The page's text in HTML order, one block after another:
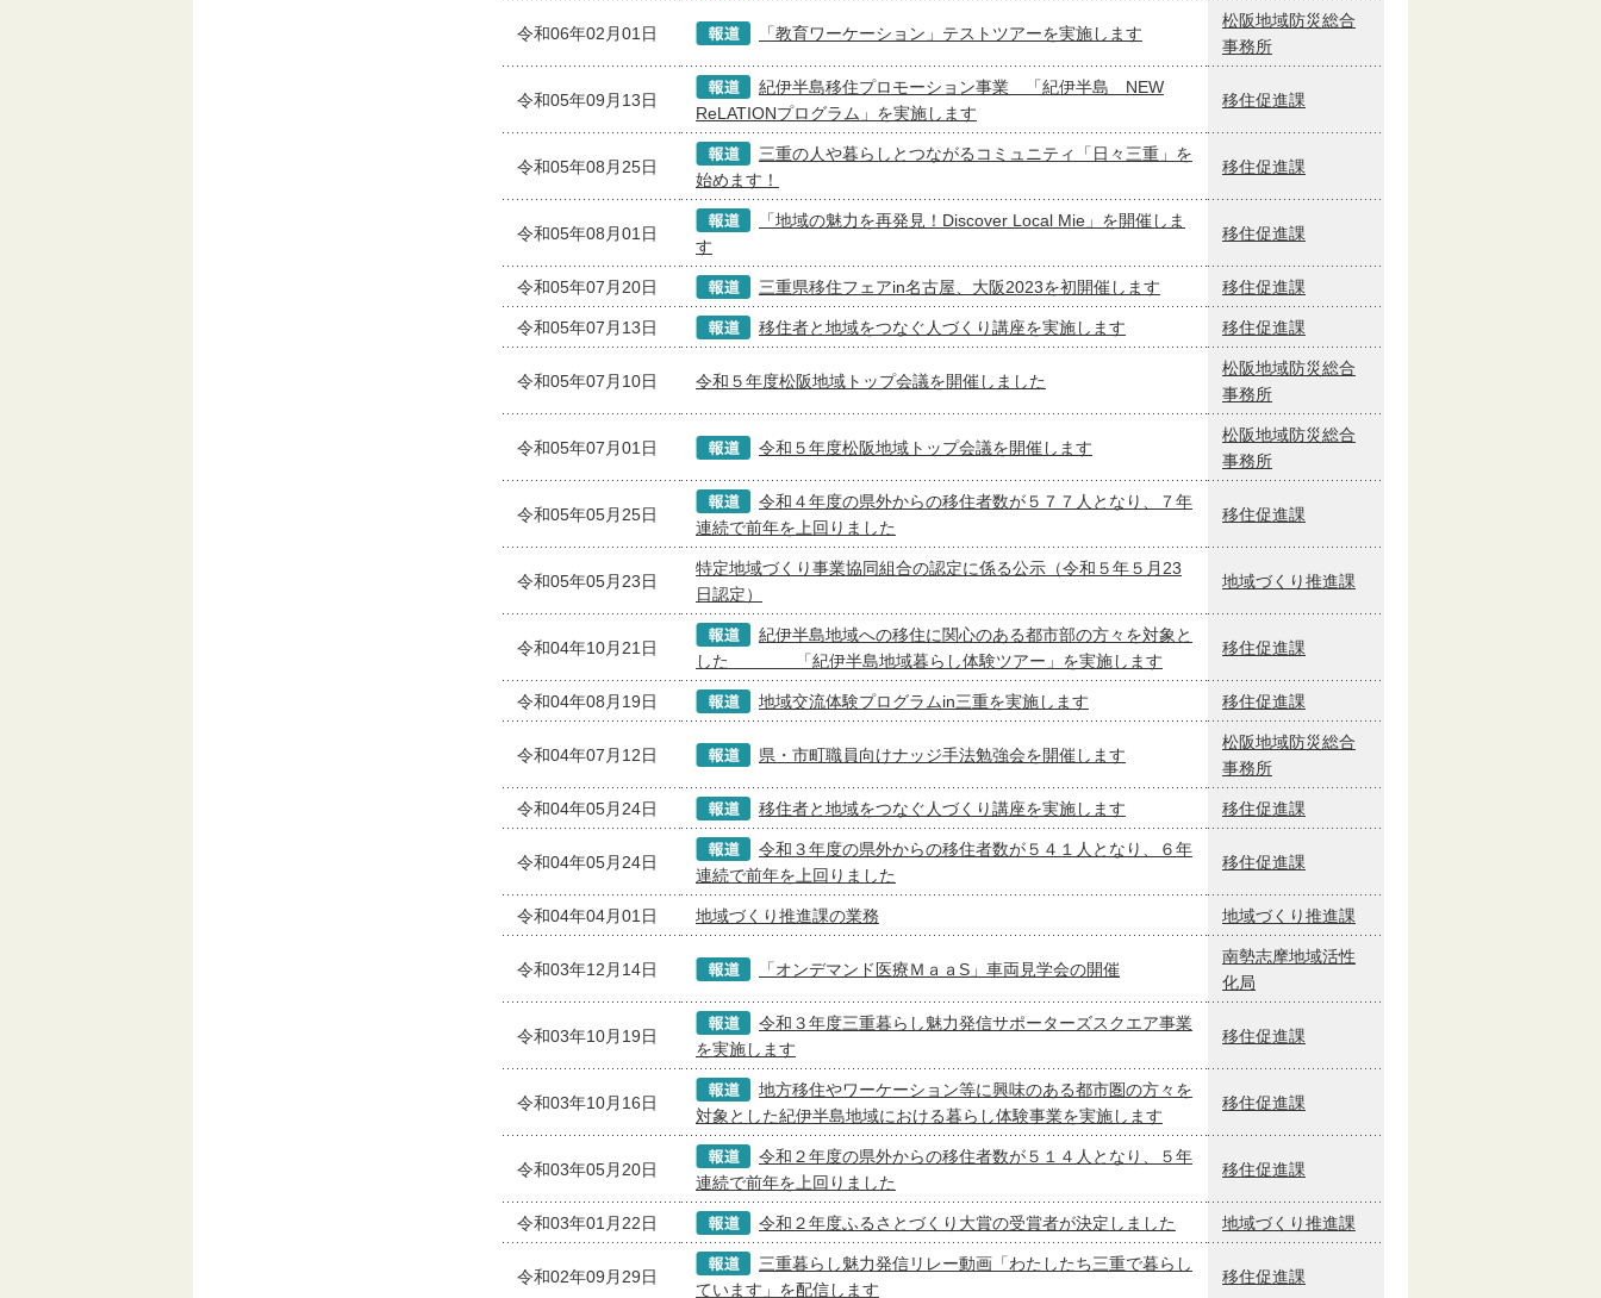
令和06年02月01日 「教育ワーケーション」テストツアーを実施します
松阪地域防災総合
事務所
令和05年09月13日
紀伊半島移住プロモーション事業 「紀伊半島 NEW
ReLATIONプログラム」を実施します
移住促進課
令和05年08月25日
三重の人や暮らしとつながるコミュニティ「日々三重」を
始めます！
移住促進課
令和05年08月01日
「地域の魅力を再発見！Discover Local Mie」を開催しま
す
移住促進課
令和05年07月20日 三重県移住フェアin名古屋、大阪2023を初開催します 移住促進課
令和05年07月13日 移住者と地域をつなぐ人づくり講座を実施します 移住促進課
令和05年07月10日 令和５年度松阪地域トップ会議を開催しました
松阪地域防災総合
事務所
令和05年07月01日 令和５年度松阪地域トップ会議を開催します
松阪地域防災総合
事務所
令和05年05月25日
令和４年度の県外からの移住者数が５７７人となり、７年
連続で前年を上回りました
移住促進課
令和05年05月23日
特定地域づくり事業協同組合の認定に係る公示（令和５年５月23
日認定）
地域づくり推進課
令和04年10月21日
紀伊半島地域への移住に関心のある都市部の方々を対象と
した 「紀伊半島地域暮らし体験ツアー」を実施します
移住促進課
令和04年08月19日 地域交流体験プログラムin三重を実施します 移住促進課
令和04年07月12日 県・市町職員向けナッジ手法勉強会を開催します
松阪地域防災総合
事務所
令和04年05月24日 移住者と地域をつなぐ人づくり講座を実施します 移住促進課
令和04年05月24日
令和３年度の県外からの移住者数が５４１人となり、６年
連続で前年を上回りました
移住促進課
令和04年04月01日 地域づくり推進課の業務 地域づくり推進課
令和03年12月14日 「オンデマンド医療ＭａａS」車両見学会の開催
南勢志摩地域活性
化局
令和03年10月19日
令和３年度三重暮らし魅力発信サポーターズスクエア事業
を実施します
移住促進課
令和03年10月16日
地方移住やワーケーション等に興味のある都市圏の方々を
対象とした紀伊半島地域における暮らし体験事業を実施します
移住促進課
令和03年05月20日
令和２年度の県外からの移住者数が５１４人となり、５年
連続で前年を上回りました
移住促進課
令和03年01月22日 令和２年度ふるさとづくり大賞の受賞者が決定しました 地域づくり推進課
令和02年09月29日
三重暮らし魅力発信リレー動画「わたしたち三重で暮らし
ています」を配信します
移住促進課